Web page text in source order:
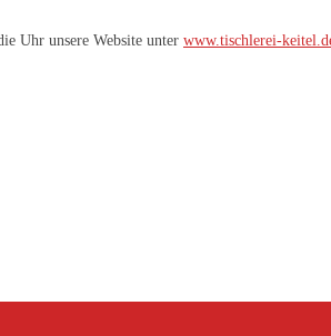
Uhr unsere Website unter www.tischlerei-